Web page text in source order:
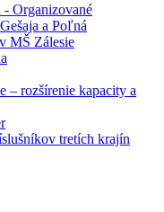
- Organizované
a Poľná
MŠ Zálesie
– rozšírenie kapacity a
tretích krajín